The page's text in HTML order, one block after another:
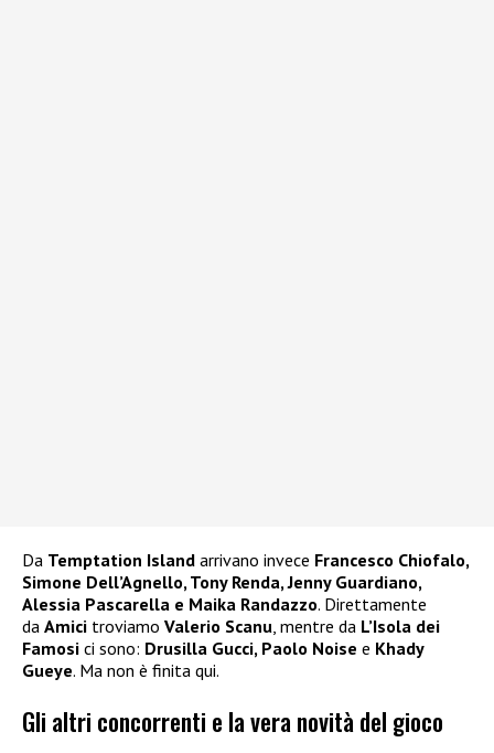
Da Temptation Island arrivano invece Francesco Chiofalo,
Simone Dell’Agnello, Tony Renda, Jenny Guardiano,
Alessia Pascarella e Maika Randazzo. Direttamente
da Amici troviamo Valerio Scanu, mentre da L’Isola dei
Famosi ci sono: Drusilla Gucci, Paolo Noise e Khady
Gueye. Ma non è finita qui.
Gli altri concorrenti e la vera novità del gioco